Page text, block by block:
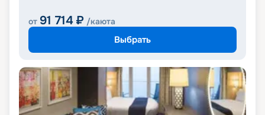
от 91 714 ₽ /каюта
Выбрать